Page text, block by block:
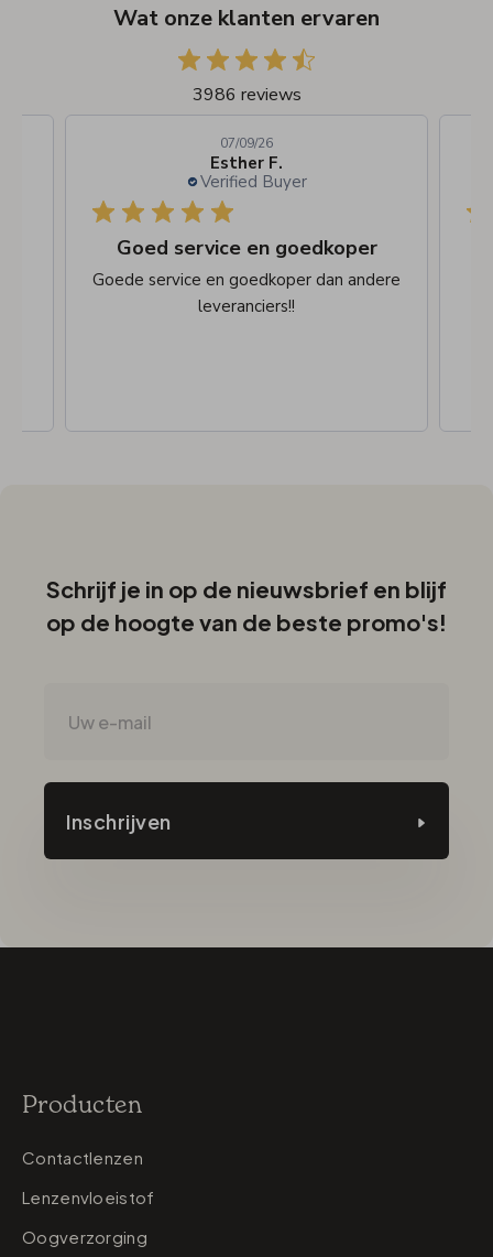
Wat onze klanten ervaren
3986 reviews
Esther F.
Verified Buyer
07/09/26
Goed service en goedkoper
Goede service en goedkoper dan andere
leveranciers!!
Schrijf je in op de nieuwsbrief en blijf
op de hoogte van de beste promo's!
Inschrijven
Producten
Contactlenzen
Lenzenvloeistof
Oogverzorging